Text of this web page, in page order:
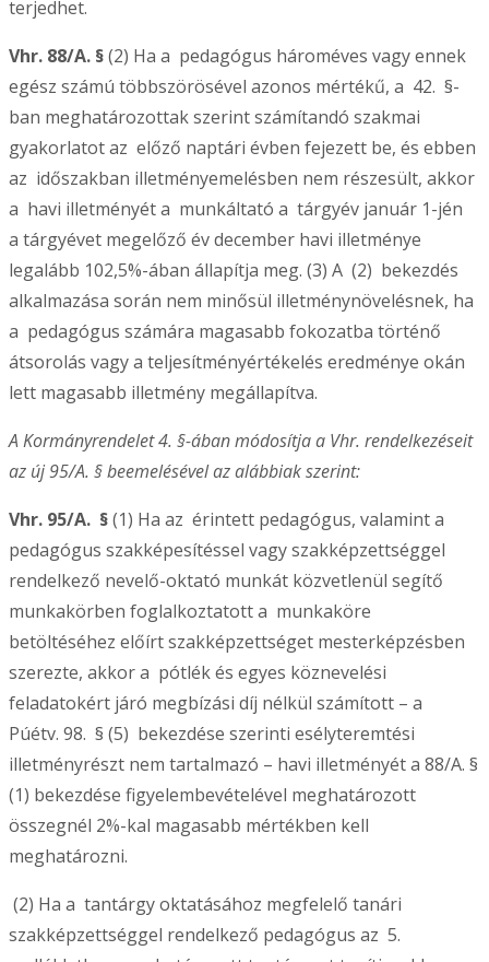
terjedhet.
Vhr. 88/A. §(2) Ha a pedagógus hároméves vagy ennek
egész számú többszörösével azonos mértékű, a 42. §-
ban meghatározottak szerint számítandó szakmai
gyakorlatot az előző naptári évben fejezett be, és ebben
az időszakban illetményemelésben nem részesült, akkor
a havi illetményét a munkáltató a tárgyév január 1-jén
a tárgyévet megelőző év december havi illetménye
legalább 102,5%-ában állapítja meg. (3) A (2) bekezdés
alkalmazása során nem minősül illetménynövelésnek, ha
a pedagógus számára magasabb fokozatba történő
átsorolás vagy a teljesítményértékelés eredménye okán
lett magasabb illetmény megállapítva.
A Kormányrendelet 4. §-ában módosítja a Vhr. rendelkezéseit
az új 95/A. § beemelésével az alábbiak szerint:
Vhr. 95/A. §(1) Ha az érintett pedagógus, valamint a
pedagógus szakképesítéssel vagy szakképzettséggel
rendelkező nevelő-oktató munkát közvetlenül segítő
munkakörben foglalkoztatott a munkaköre
betöltéséhez előírt szakképzettséget mesterképzésben
szerezte, akkor a pótlék és egyes köznevelési
feladatokért járó megbízási díj nélkül számított – a
Púétv. 98. § (5) bekezdése szerinti esélyteremtési
illetményrészt nem tartalmazó – havi illetményét a 88/A. §
(1) bekezdése figyelembevételével meghatározott
összegnél 2%-kal magasabb mértékben kell
meghatározni.
(2) Ha a tantárgy oktatásához megfelelő tanári
szakképzettséggel rendelkező pedagógus az 5.